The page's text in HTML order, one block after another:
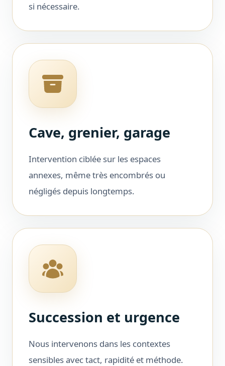
si nécessaire.
Cave, grenier, garage
Intervention ciblée sur les espaces
annexes, même très encombrés ou
négligés depuis longtemps.
Succession et urgence
Nous intervenons dans les contextes
sensibles avec tact, rapidité et méthode.